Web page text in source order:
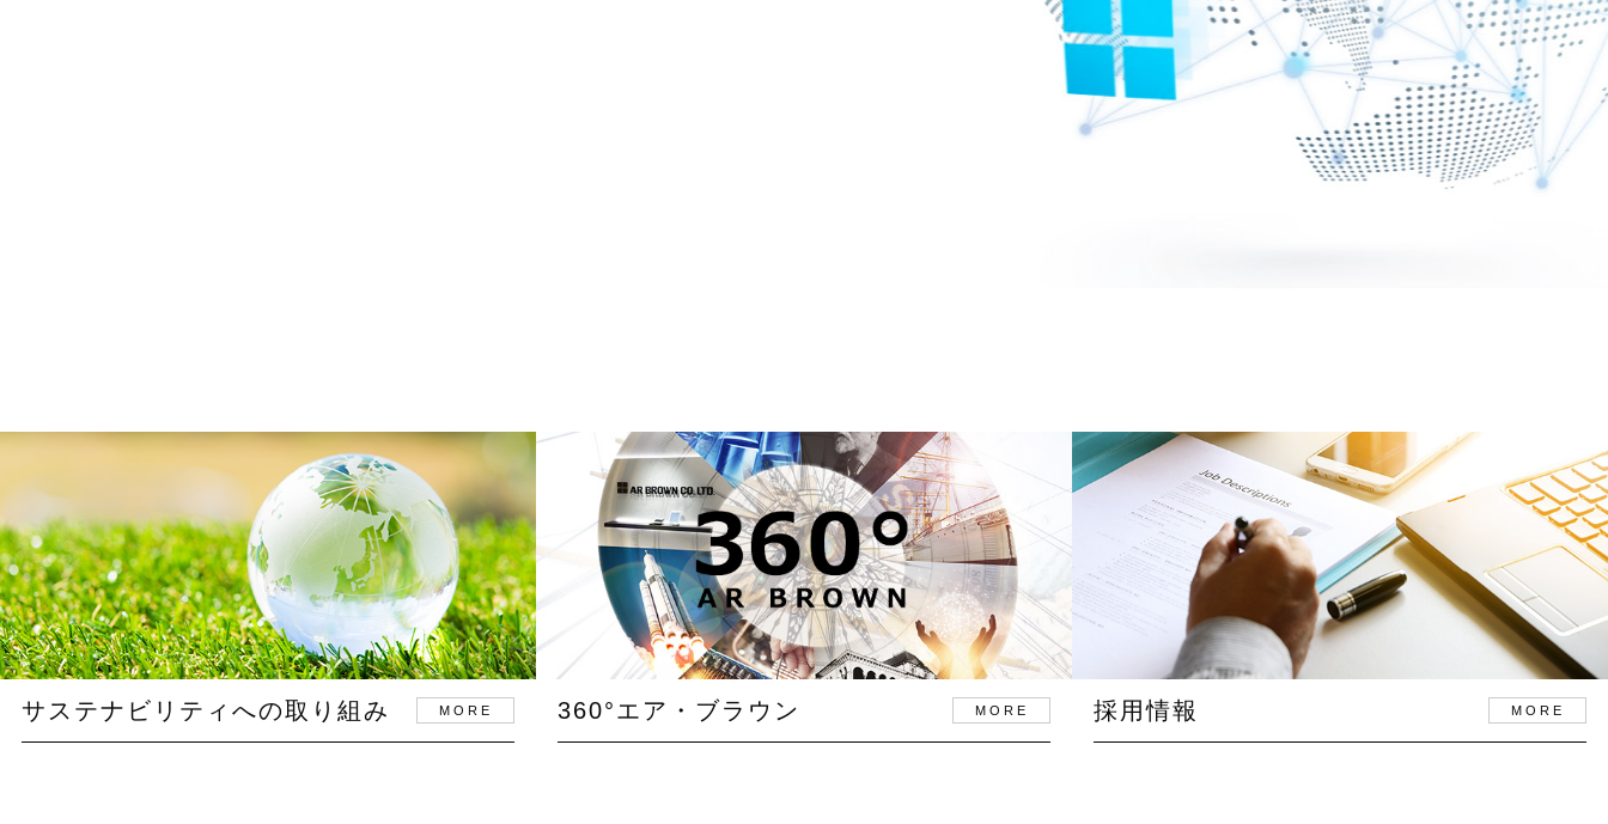
サステナビリティへの取り組み MORE 360°エア・ブラウン MORE 採用情報 MORE